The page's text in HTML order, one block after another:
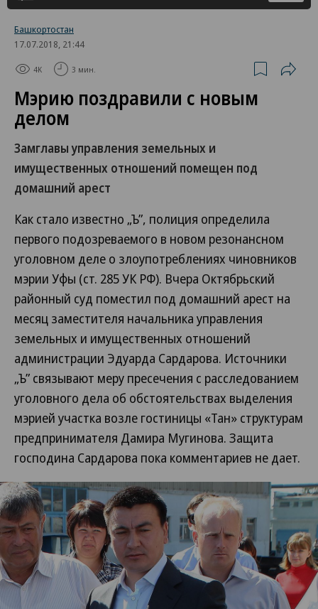
Башкортостан
17.07.2018, 21:44
4K 3 мин.
Мэрию поздравили с новым
делом
Замглавы управления земельных и
имущественных отношений помещен под
домашний арест
Как стало известно „Ъ”, полиция определила
первого подозреваемого в новом резонансном
уголовном деле о злоупотреблениях чиновников
мэрии Уфы (ст. 285 УК РФ). Вчера Октябрьский
районный суд поместил под домашний арест на
месяц заместителя начальника управления
земельных и имущественных отношений
администрации Эдуарда Сардарова. Источники
„Ъ” связывают меру пресечения с расследованием
уголовного дела об обстоятельствах выделения
мэрией участка возле гостиницы «Тан» структурам
предпринимателя Дамира Мугинова. Защита
господина Сардарова пока комментариев не дает.